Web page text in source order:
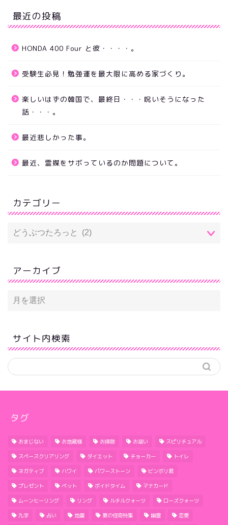
最近の投稿
HONDA 400 Four と彼・・・・。
受験生必見！勉強運を最大限に高める家づくり。
楽しいはずの韓国で、最終日・・・呪いそうになった
話・・・。
最近悲しかった事。
最近、霊媒をサボっているのか問題について。
カテゴリー
アーカイブ
サイト内検索
タグ
おまじない お地蔵様 お掃除 お祓い スピリチュアル
スペースクリアリング ダイエット チョーカー トイレ
ネガティブ ハワイ パワーストーン ビンボリ君
プレゼント ペット ボイドタイム マナカード
ムーンヒーリング リング ルチルクォーツ ローズクォーツ
九字 占い 地震 夏の怪奇特集 幽霊 恋愛